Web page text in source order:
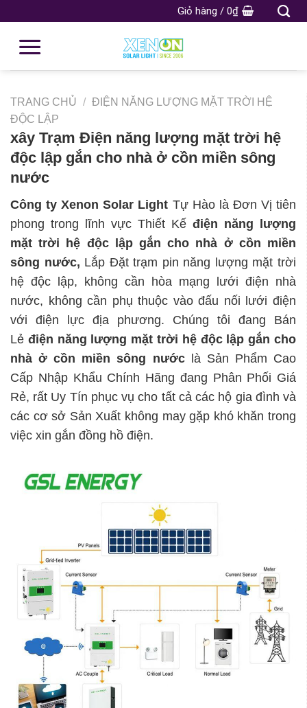
Giỏ hàng / 0₫
TRANG CHỦ / ĐIỆN NĂNG LƯỢNG MẶT TRỜI HỆ
ĐỘC LẬP
xây Trạm Điện năng lượng mặt trời hệ
độc lập gắn cho nhà ở cồn miền sông
nước
Công ty Xenon Solar Light Tự Hào là Đơn Vị tiên
phong trong lĩnh vực Thiết Kế điện năng lượng
mặt trời hệ độc lập gắn cho nhà ở cồn miền
sông nước, Lắp Đặt trạm pin năng lượng mặt trời
hệ độc lập, không cần hòa mạng lưới điện nhà
nước, không cần phụ thuộc vào đấu nối lưới điện
với điện lực địa phương. Chúng tôi đang Bán
Lẻ điện năng lượng mặt trời hệ độc lập gắn cho
nhà ở cồn miền sông nước
là Sản Phẩm Cao
Cấp Nhập Khẩu Chính Hãng đang Phân Phối Giá
Rẻ, rất Uy Tín phục vụ cho tất cả các hộ gia đình và
các cơ sở Sản Xuất không may gặp khó khăn trong
việc xin gắn đồng hồ điện.